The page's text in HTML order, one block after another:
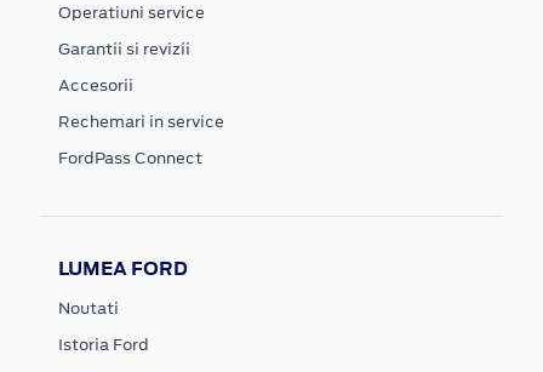
Operatiuni service
Garantii si revizii
Accesorii
Rechemari in service
FordPass Connect
LUMEA FORD
Noutati
Istoria Ford